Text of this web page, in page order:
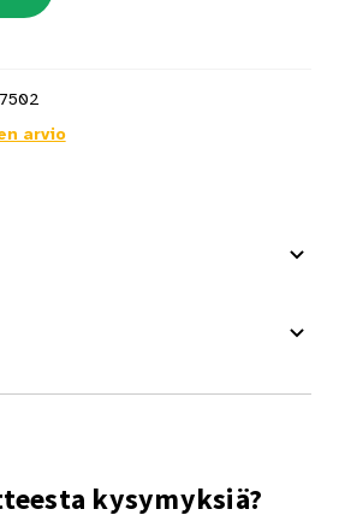
arvio
kysymyksiä?